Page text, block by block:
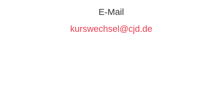
E-Mail
kurswechsel@cjd.de